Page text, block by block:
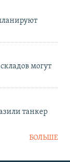
могут
танкер
БОЛЬШЕ